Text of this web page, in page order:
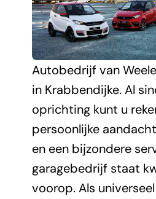
Autobedrijf van
in Krabbendijke. Al
oprichting kunt u
persoonlijke
en een bijzondere
garagebedrijf staat
voorop. Als